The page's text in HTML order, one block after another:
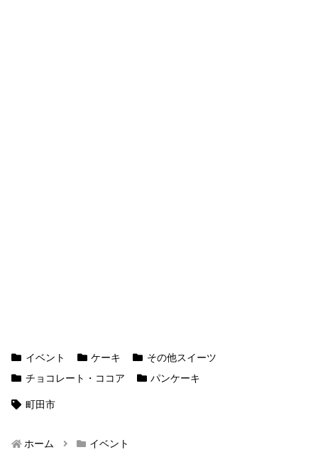
イベント ケーキ
その他スイーツ
チョコレート・ココア
パンケーキ
町田市
ホーム イベント